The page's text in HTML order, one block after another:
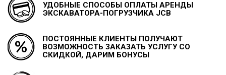
УДОБНЫЕ СПОСОБЫ ОПЛАТЫ АРЕНДЫ
ЭКСКАВАТОРА-ПОГРУЗЧИКА JCB
ПОСТОЯННЫЕ КЛИЕНТЫ ПОЛУЧАЮТ
ВОЗМОЖНОСТЬ ЗАКАЗАТЬ УСЛУГУ СО
СКИДКОЙ, ДАРИМ БОНУСЫ